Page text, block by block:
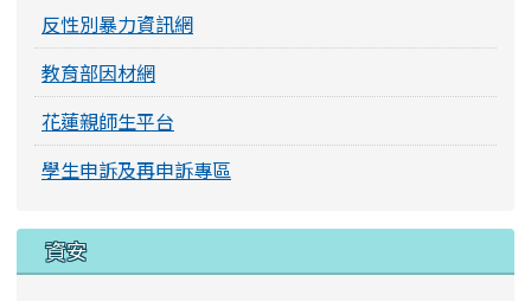
反性別暴力資訊網
教育部因材網
花蓮親師生平台
學生申訴及再申訴專區
資安